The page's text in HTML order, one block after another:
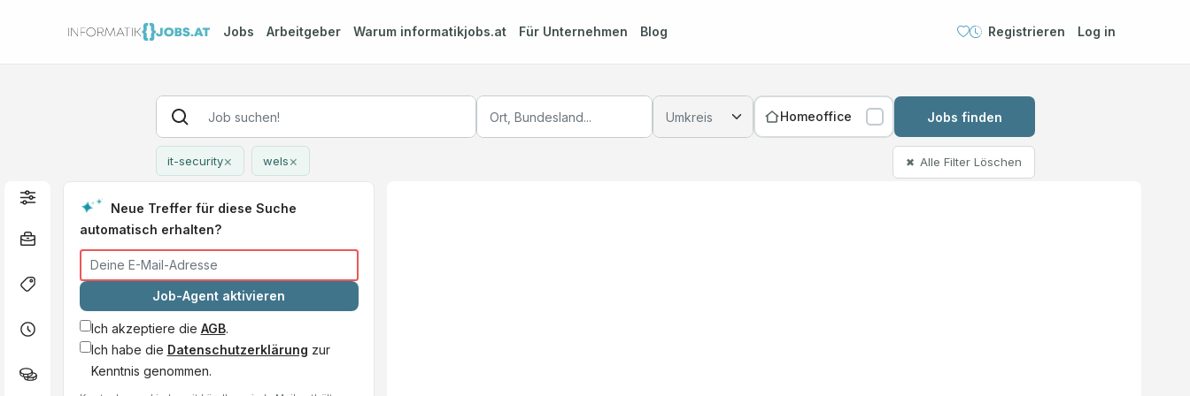
Jobs Arbeitgeber Warum informatikjobs.at Für Unternehmen Blog Registrieren Log in
Homeoffice Jobs finden
it-security× wels× ✖ Alle Filter Löschen
Neue Treffer für diese Suche
automatisch erhalten?
Job-Agent aktivieren
Ich akzeptiere die AGB.
Ich habe die Datenschutzerklärung zur
Kenntnis genommen.